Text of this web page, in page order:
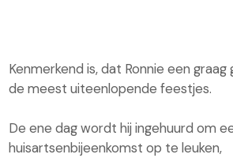
Kenmerkend is, dat Ronnie een
de meest uiteenlopende feestjes.
De ene dag wordt hij ingehuurd om
huisartsenbijeenkomst op te leuken,